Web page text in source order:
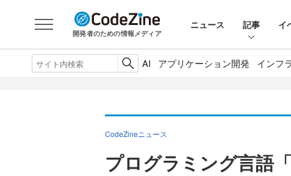
開発者のための情報メディア
ニュース 記事 イ
AI アプリケーション開発 インフ
CodeZineニュース
プログラミング言語